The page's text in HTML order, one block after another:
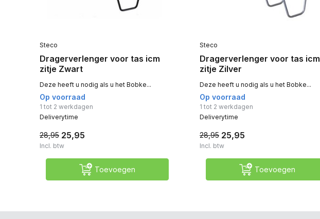
Steco
Dragerverlenger voor tas icm
zitje Zwart
Deze heeft u nodig als u het Bobke...
Op voorraad
1 tot 2 werkdagen
Deliverytime
28,95 25,95
Incl. btw
Toevoegen
Steco
Dragerverlenger voor tas icm
zitje Zilver
Deze heeft u nodig als u het Bobke...
Op voorraad
1 tot 2 werkdagen
Deliverytime
28,95 25,95
Incl. btw
Toevoegen